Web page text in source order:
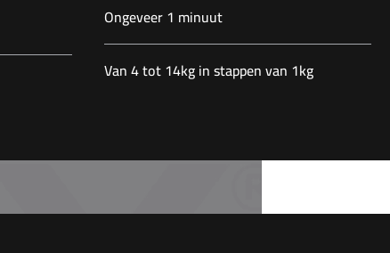
Ongeveer 1 minuut
Van 4 tot 14kg in stappen van 1kg